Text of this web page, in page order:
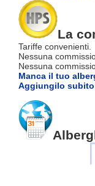
La
Tariffe convenienti.
Nessuna
Nessuna
Manca il tuo
Aggiungilo